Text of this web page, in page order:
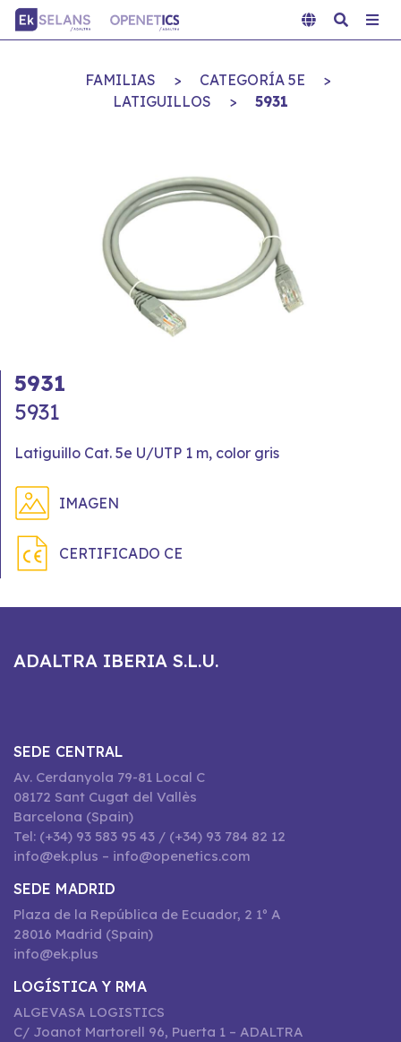
FAMILIAS > CATEGORÍA 5E
>
LATIGUILLOS
> 5931
5931
5931
Latiguillo Cat. 5e U/UTP 1 m, color gris
IMAGEN
CERTIFICADO CE
ADALTRA IBERIA S.L.U.
SEDE CENTRAL
Av. Cerdanyola 79-81 Local C
08172 Sant Cugat del Vallès
Barcelona (Spain)
Tel: (+34) 93 583 95 43 / (+34) 93 784 82 12
info@ek.plus – info@openetics.com
SEDE MADRID
Plaza de la República de Ecuador, 2 1º A
28016 Madrid (Spain)
info@ek.plus
LOGÍSTICA Y RMA
ALGEVASA LOGISTICS
C/ Joanot Martorell 96, Puerta 1 – ADALTRA